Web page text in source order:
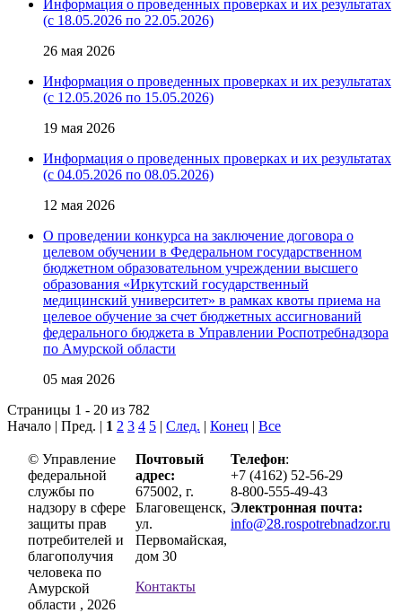
Информация о проведенных проверках и их результатах
(с 18.05.2026 по 22.05.2026)
26 мая 2026
Информация о проведенных проверках и их результатах
(с 12.05.2026 по 15.05.2026)
19 мая 2026
Информация о проведенных проверках и их результатах
(с 04.05.2026 по 08.05.2026)
12 мая 2026
О проведении конкурса на заключение договора о
целевом обучении в Федеральном государственном
бюджетном образовательном учреждении высшего
образования «Иркутский государственный
медицинский университет» в рамках квоты приема на
целевое обучение за счет бюджетных ассигнований
федерального бюджета в Управлении Роспотребнадзора
по Амурской области
05 мая 2026
Страницы 1 - 20 из 782
Начало | Пред. | 1 2 3 4 5 | След. | Конец | Все
© Управление
федеральной
службы по
надзору в сфере
защиты прав
потребителей и
благополучия
человека по
Амурской
области , 2026
Почтовый
адрес:
675002, г.
Благовещенск,
ул.
Первомайская,
дом 30
Контакты
Телефон:
+7 (4162) 52-56-29
8-800-555-49-43
Электронная почта:
info@28.rospotrebnadzor.ru